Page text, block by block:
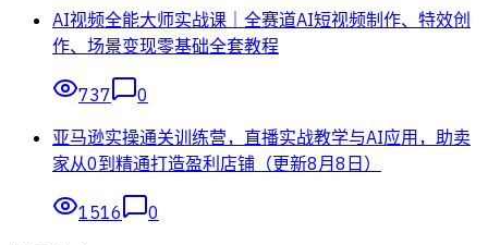
AI视频全能大师实战课｜全赛道AI短视频制作、特效创
作、场景变现零基础全套教程
737
0
亚马逊实操通关训练营，直播实战教学与AI应用，助卖
家从0到精通打造盈利店铺（更新8月8日）
1516 0